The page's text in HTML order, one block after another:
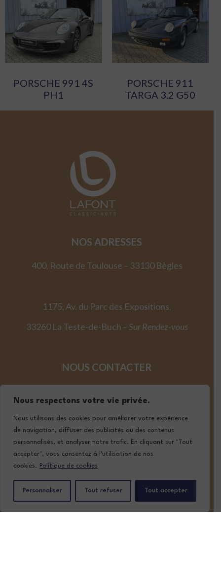
Nous respectons votre vie privée.
Nous utilisons des cookies pour améliorer votre expérience
de navigation, diffuser des publicités ou des contenus
personnalisés, et analyser notre trafic. En cliquant sur "Tout
accepter", vous consentez à l'utilisation de nos
cookies.
Politique de cookies
Personnaliser Tout refuser Tout accepter
PORSCHE 991 4S
PH1
PORSCHE 911
TARGA 3.2 G50
NOS ADRESSES
400, Route de Toulouse – 33130 Bègles
1175, Av. du Parc des Expositions,
33260 La Teste-de-Buch –Sur Rendez-vous
NOUS CONTACTER
contact@lafont-classic-auto.com
SUIVEZ-NOUS